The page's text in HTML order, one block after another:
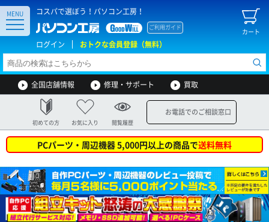
コスパで選ぼう！パソコン工房！
カート
ご利用ガイド
ログイン おトクな会員登録（無料）
MENU
全国店舗情報 修理・サポート 買取
初めての方 お気に入り 閲覧履歴
お電話でのご相談窓口
PCパーツ・周辺機器 5,000円以上の商品で送料無料